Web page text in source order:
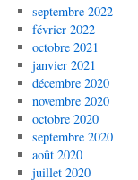
septembre 2022
février 2022
octobre 2021
janvier 2021
décembre 2020
novembre 2020
octobre 2020
septembre 2020
août 2020
juillet 2020